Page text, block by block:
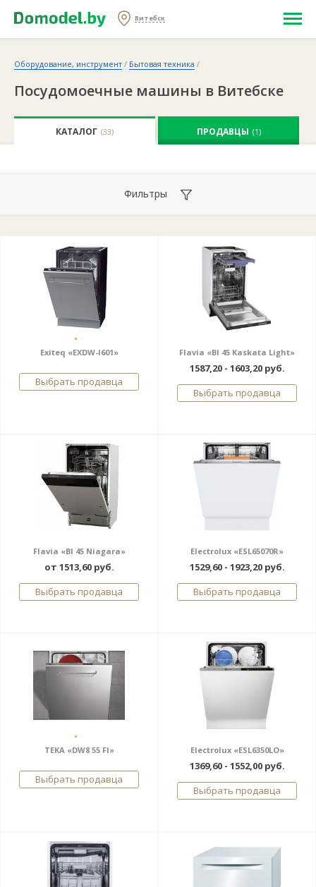
Витебск
Оборудование, инструмент / Бытовая техника /
Посудомоечные машины в Витебске
КАТАЛОГ (33) ПРОДАВЦЫ (1)
Фильтры
Exiteq «EXDW-I601»
Выбрать продавца
Flavia «BI 45 Kaskata Light»
1587,20 - 1603,20 руб.
Выбрать продавца
Flavia «BI 45 Niagara»
от 1513,60 руб.
Выбрать продавца
Electrolux «ESL65070R»
1529,60 - 1923,20 руб.
Выбрать продавца
TEKA «DW8 55 FI»
Выбрать продавца
Electrolux «ESL6350LO»
1369,60 - 1552,00 руб.
Выбрать продавца